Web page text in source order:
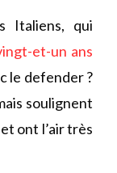
Italiens, qui
et-un ans
le defender ?
soulignent
ont l’air très